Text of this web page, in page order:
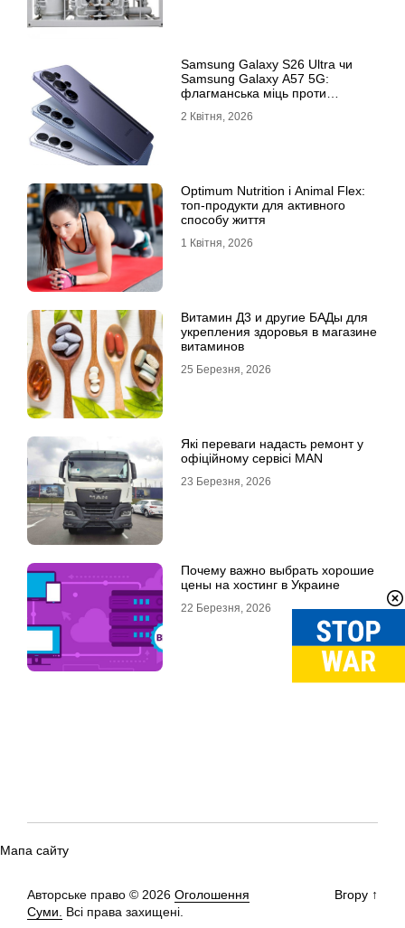
Samsung Galaxy S26 Ultra чи
Samsung Galaxy A57 5G:
флагманська міць проти
2 Квітня, 2026
Optimum Nutrition і Animal Flex:
топ-продукти для активного
способу життя
1 Квітня, 2026
Витамин Д3 и другие БАДы для
укрепления здоровья в магазине
витаминов
25 Березня, 2026
Які переваги надасть ремонт у
офіційному сервісі MAN
23 Березня, 2026
Почему важно выбрать хорошие
цены на хостинг в Украине
22 Березня, 2026
Мапа сайту
Авторське право © 2026 Оголошення
Суми.
Всі права захищені.
Вгору ↑